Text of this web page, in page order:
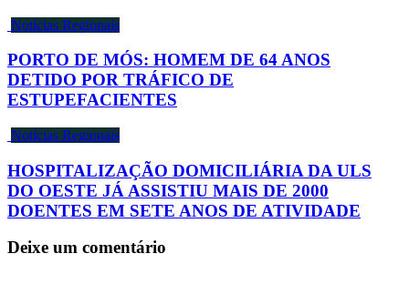
Notícias Regionais
PORTO DE MÓS: HOMEM DE 64 ANOS
DETIDO POR TRÁFICO DE
ESTUPEFACIENTES
Notícias Regionais
HOSPITALIZAÇÃO DOMICILIÁRIA DA ULS
DO OESTE JÁ ASSISTIU MAIS DE 2000
DOENTES EM SETE ANOS DE ATIVIDADE
Deixe um comentário